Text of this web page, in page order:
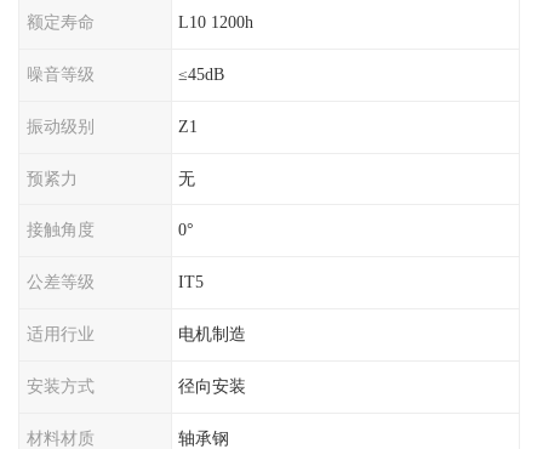
额定寿命 L10 1200h
噪音等级 ≤45dB
振动级别 Z1
预紧力 无
接触角度 0°
公差等级 IT5
适用行业 电机制造
安装方式 径向安装
材料材质 轴承钢